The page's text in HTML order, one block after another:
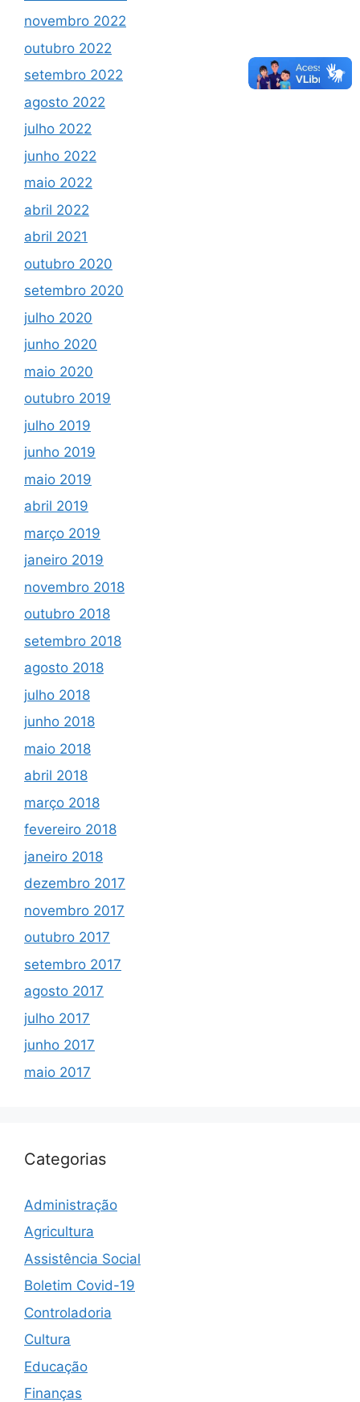
novembro 2022
outubro 2022
setembro 2022
agosto 2022
julho 2022
junho 2022
maio 2022
abril 2022
abril 2021
outubro 2020
setembro 2020
julho 2020
junho 2020
maio 2020
outubro 2019
julho 2019
junho 2019
maio 2019
abril 2019
março 2019
janeiro 2019
novembro 2018
outubro 2018
setembro 2018
agosto 2018
julho 2018
junho 2018
maio 2018
abril 2018
março 2018
fevereiro 2018
janeiro 2018
dezembro 2017
novembro 2017
outubro 2017
setembro 2017
agosto 2017
julho 2017
junho 2017
maio 2017
Categorias
Administração
Agricultura
Assistência Social
Boletim Covid-19
Controladoria
Cultura
Educação
Finanças